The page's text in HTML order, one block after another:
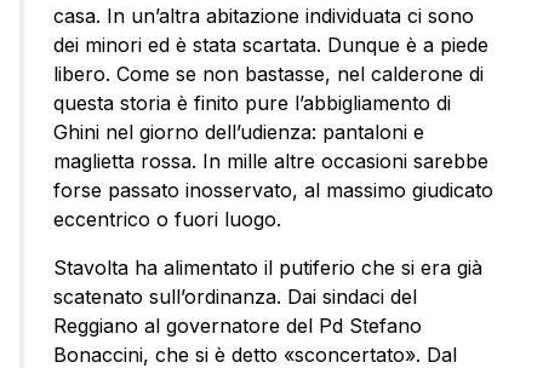
casa. In un’altra abitazione individuata ci sono
dei minori ed è stata scartata. Dunque è a piede
libero. Come se non bastasse, nel calderone di
questa storia è finito pure l’abbigliamento di
Ghini nel giorno dell’udienza: pantaloni e
maglietta rossa. In mille altre occasioni sarebbe
forse passato inosservato, al massimo giudicato
eccentrico o fuori luogo.
Stavolta ha alimentato il putiferio che si era già
scatenato sull’ordinanza. Dai sindaci del
Reggiano al governatore del Pd Stefano
Bonaccini, che si è detto «sconcertato». Dal